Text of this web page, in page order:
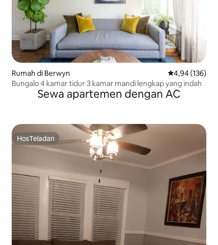
Rumah di Berwyn Nilai rata-rata
4,94 (136)
Bungalo 4 kamar tidur 3 kamar mandi lengkap yang indah
Sewa apartemen dengan AC
HosTeladan
HosTeladan